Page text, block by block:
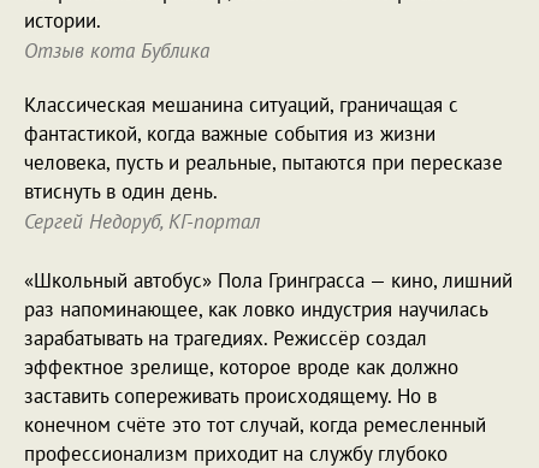
истории.
Отзыв кота Бублика
Классическая мешанина ситуаций, граничащая с
фантастикой, когда важные события из жизни
человека, пусть и реальные, пытаются при пересказе
втиснуть в один день.
Сергей Недоруб, КГ-портал
«Школьный автобус» Пола Гринграсса — кино, лишний
раз напоминающее, как ловко индустрия научилась
зарабатывать на трагедиях. Режиссёр создал
эффектное зрелище, которое вроде как должно
заставить сопереживать происходящему. Но в
конечном счёте это тот случай, когда ремесленный
профессионализм приходит на службу глубоко